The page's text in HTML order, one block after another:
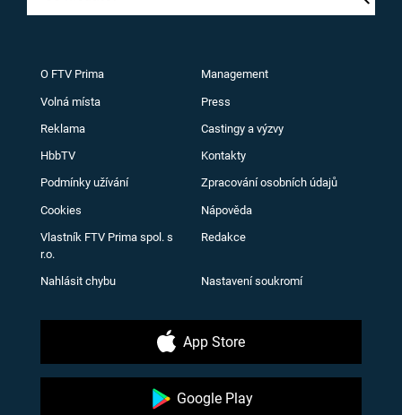
O FTV Prima Management
Volná místa Press
Reklama Castingy a výzvy
HbbTV Kontakty
Podmínky užívání Zpracování osobních údajů
Cookies Nápověda
Vlastník FTV Prima spol. s
r.o.
Redakce
Nahlásit chybu Nastavení soukromí
App Store
Google Play